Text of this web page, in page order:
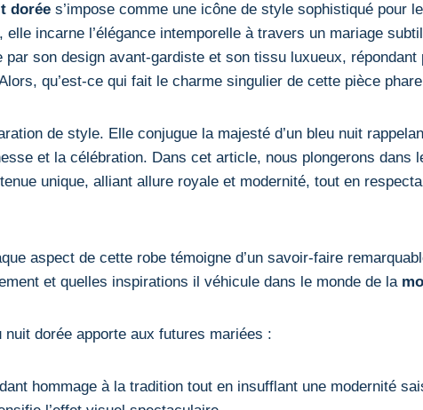
dorée s’impose comme une icône de style sophistiqué pour
incarne l’élégance intemporelle à travers un mariage
son design avant-gardiste et son tissu luxueux, répondant
qu’est-ce qui fait le charme singulier de cette pièce
de style. Elle conjugue la majesté d’un bleu nuit
et la célébration. Dans cet article, nous plongerons dans
unique, alliant allure royale et modernité, tout en
aspect de cette robe témoigne d’un savoir-faire
et quelles inspirations il véhicule dans le monde de la
dorée apporte aux futures mariées :
hommage à la tradition tout en insufflant une modernité